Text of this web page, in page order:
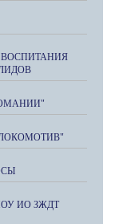
ИО ЗЖДТ